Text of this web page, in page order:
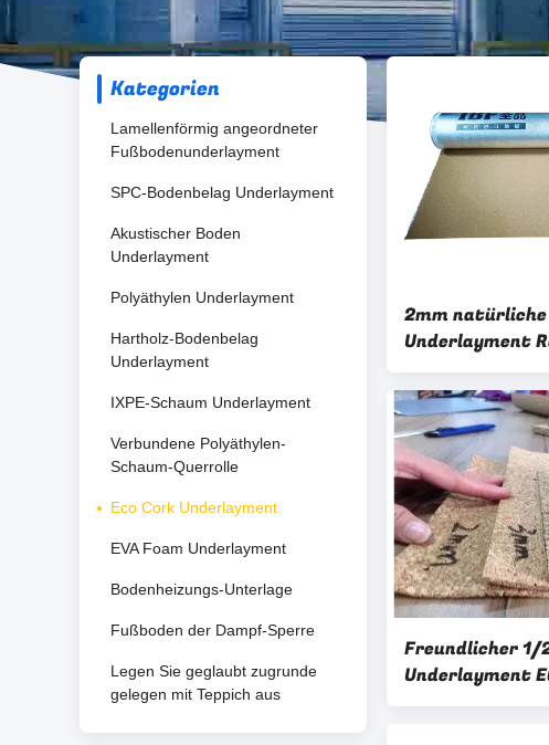
Kategorien
Lamellenförmig angeordneter
Fußbodenunderlayment
SPC-Bodenbelag Underlayment
Akustischer Boden
Underlayment
Polyäthylen Underlayment
Hartholz-Bodenbelag
Underlayment
IXPE-Schaum Underlayment
Verbundene Polyäthylen-
Schaum-Querrolle
Eco Cork Underlayment
EVA Foam Underlayment
Bodenheizungs-Unterlage
Fußboden der Dampf-Sperre
Legen Sie geglaubt zugrunde
gelegen mit Teppich aus
2mm natürliche
Underlayment
fertigte
Freundlicher 1/
Underlayment
wasserdichter